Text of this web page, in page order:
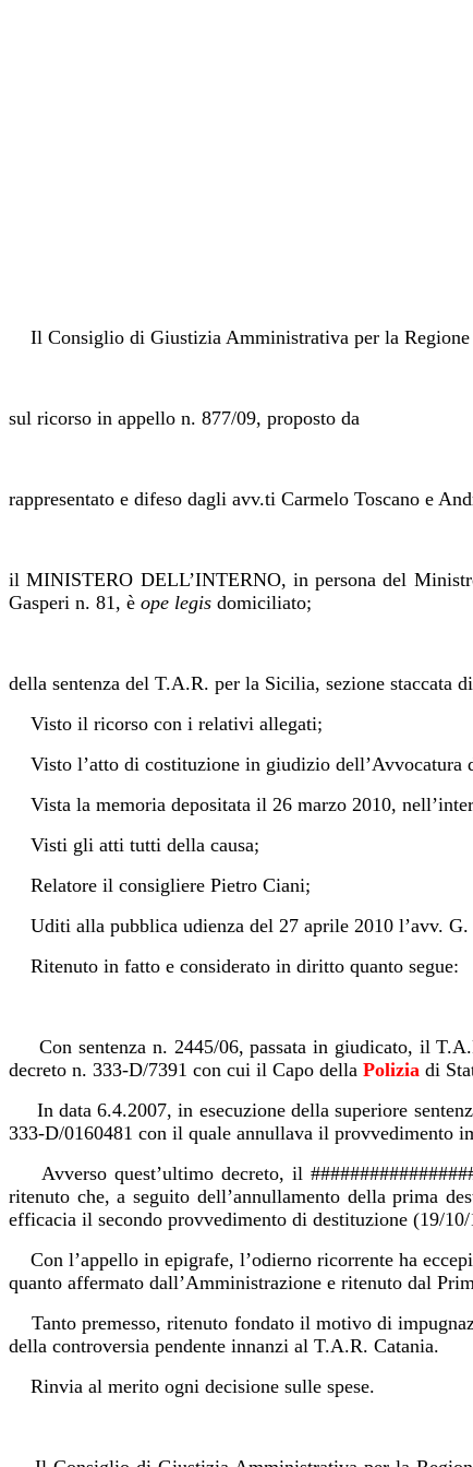
Il Consiglio di Giustizia Amministrativa per la
sul ricorso in appello n. 877/09, proposto da
rappresentato e difeso dagli avv.ti Carmelo Toscano e
il MINISTERO DELL’INTERNO, in persona del
Gasperi n. 81, è ope legis domiciliato;
della sentenza del T.A.R. per la Sicilia, sezione staccata
Visto il ricorso con i relativi allegati;
Visto l’atto di costituzione in giudizio
Vista la memoria depositata il 26 marzo 2010,
Visti gli atti tutti della causa;
Relatore il consigliere Pietro Ciani;
Uditi alla pubblica udienza del 27 aprile 2010 l’avv.
Ritenuto in fatto e considerato in diritto quanto segue:
Con sentenza n. 2445/06, passata in giudicato, il
decreto n. 333-D/7391 con cui il Capo della Polizia di
In data 6.4.2007, in esecuzione della superiore
333-D/0160481 con il quale annullava il provvedimento
Avverso quest’ultimo decreto, il
ritenuto che, a seguito dell’annullamento della prima
efficacia il secondo provvedimento di destituzione (19/
Con l’appello in epigrafe, l’odierno ricorrente ha
quanto affermato dall’Amministrazione e ritenuto dal
Tanto premesso, ritenuto fondato il motivo di
della controversia pendente innanzi al T.A.R. Catania.
Rinvia al merito ogni decisione sulle spese.